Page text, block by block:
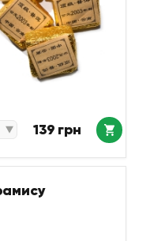
139 грн